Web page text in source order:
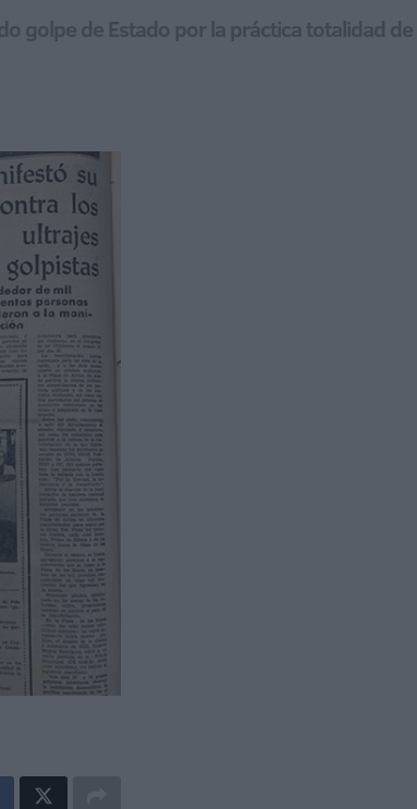
golpe de Estado por la práctica totalidad de